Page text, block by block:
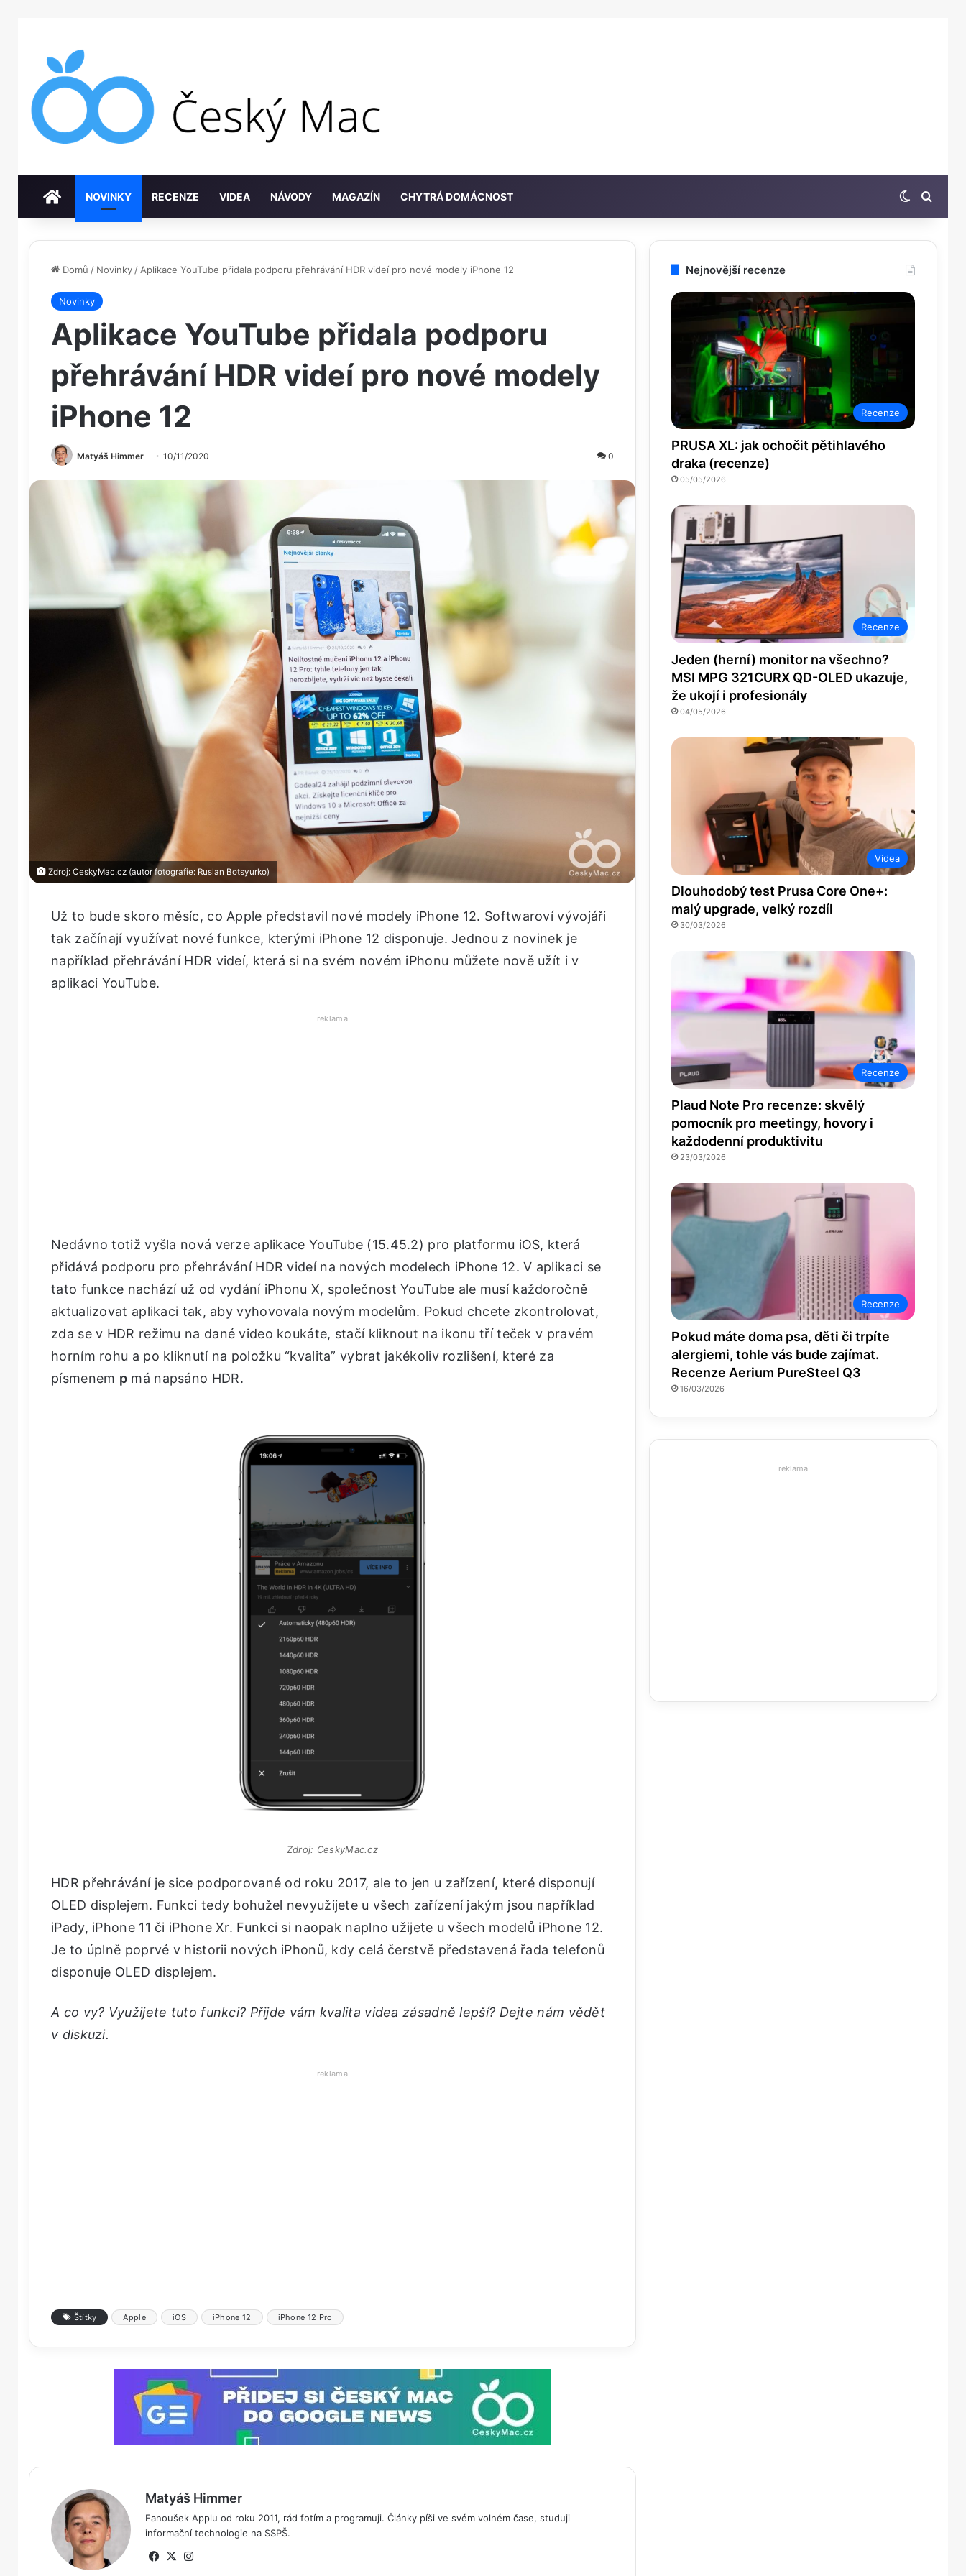
DOMŮNOVINKY RECENZE VIDEA NÁVODY MAGAZÍN CHYTRÁ DOMÁCNOST Switch
Domů / Novinky / Aplikace YouTube přidala podporu přehrávání HDR videí pro nové modely iPhone 12
Novinky
Aplikace YouTube přidala podporu
přehrávání HDR videí pro nové modely
iPhone 12
Matyáš Himmer 10/11/2020 0
Zdroj: CeskyMac.cz (autor fotografie: Ruslan Botsyurko)
Už to bude skoro měsíc, co Apple představil nové modely iPhone 12. Softwaroví vývojáři
tak začínají využívat nové funkce, kterými iPhone 12 disponuje. Jednou z novinek je
například přehrávání HDR videí, která si na svém novém iPhonu můžete nově užít i v
aplikaci YouTube.
reklama
Nedávno totiž vyšla nová verze aplikace YouTube (15.45.2) pro platformu iOS, která
přidává podporu pro přehrávání HDR videí na nových modelech iPhone 12. V aplikaci se
tato funkce nachází už od vydání iPhonu X, společnost YouTube ale musí každoročně
aktualizovat aplikaci tak, aby vyhovovala novým modelům. Pokud chcete zkontrolovat,
zda se v HDR režimu na dané video koukáte, stačí kliknout na ikonu tří teček v pravém
horním rohu a po kliknutí na položku “kvalita” vybrat jakékoliv rozlišení, které za
písmenem p má napsáno HDR.
Zdroj: CeskyMac.cz
HDR přehrávání je sice podporované od roku 2017, ale to jen u zařízení, které disponují
OLED displejem. Funkci tedy bohužel nevyužijete u všech zařízení jakým jsou například
iPady, iPhone 11 či iPhone Xr. Funkci si naopak naplno užijete u všech modelů iPhone 12.
Je to úplně poprvé v historii nových iPhonů, kdy celá čerstvě představená řada telefonů
disponuje OLED displejem.
A co vy? Využijete tuto funkci? Přijde vám kvalita videa zásadně lepší? Dejte nám vědět
v diskuzi.
reklama
Štítky Apple iOS iPhone 12 iPhone 12 Pro
Matyáš Himmer
Fanoušek Applu od roku 2011, rád fotím a programuji. Články píši ve svém volném čase, studuji
informační technologie na SSPŠ.
Fa
X
Nejnovější recenze
Recenze
PRUSA XL: jak ochočit pětihlavého
draka (recenze)
05/05/2026
Recenze
Jeden (herní) monitor na všechno?
MSI MPG 321CURX QD-OLED ukazuje,
že ukojí i profesionály
04/05/2026
Videa
Dlouhodobý test Prusa Core One+:
malý upgrade, velký rozdíl
30/03/2026
Recenze
Plaud Note Pro recenze: skvělý
pomocník pro meetingy, hovory i
každodenní produktivitu
23/03/2026
Recenze
Pokud máte doma psa, děti či trpíte
alergiemi, tohle vás bude zajímat.
Recenze Aerium PureSteel Q3
16/03/2026
reklama